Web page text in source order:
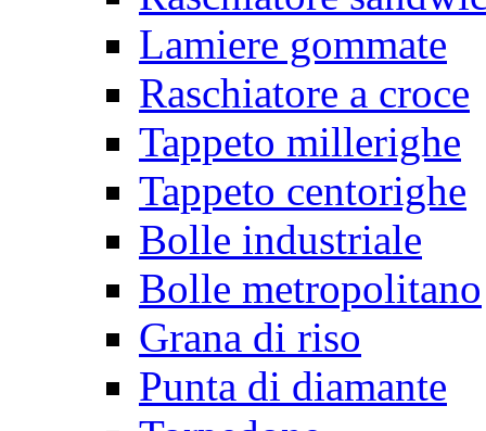
Lamiere gommate
Raschiatore a croce
Tappeto millerighe
Tappeto centorighe
Bolle industriale
Bolle metropolitano
Grana di riso
Punta di diamante